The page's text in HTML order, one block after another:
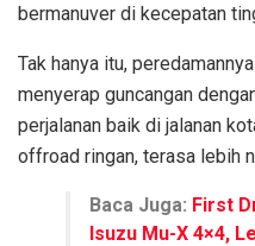
bermanuver di kecepatan
Tak hanya itu,
menyerap guncangan
perjalanan baik di jalanan
offroad ringan, terasa lebih
Baca Juga: First
Isuzu Mu-X 4×4,